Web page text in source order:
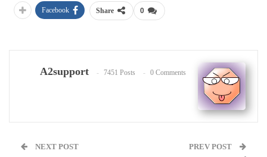
0
Share
Facebook
A2support 7451 Posts 0 Comments
NEXT POST